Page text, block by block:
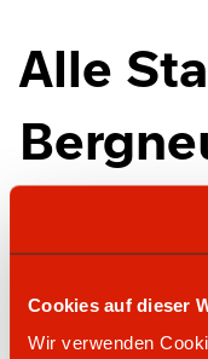
Cookies auf dieser
Wir verwenden
Alle
Finde unsere
star